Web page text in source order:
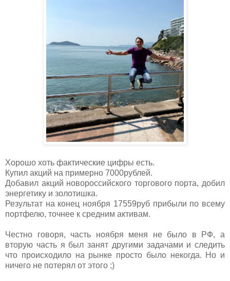
Хорошо хоть фактические цифры есть.
Купил акций на примерно 7000рублей.
Добавил акций новороссийского торгового порта, добил
энергетику и золотишка.
Результат на конец ноября 17559руб прибыли по всему
портфелю, точнее к средним активам.
Честно говоря, часть ноября меня не было в РФ, а
вторую часть я был занят другими задачами и следить
что происходило на рынке просто было некогда. Но и
ничего не потерял от этого ;)